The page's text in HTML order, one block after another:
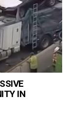
IN